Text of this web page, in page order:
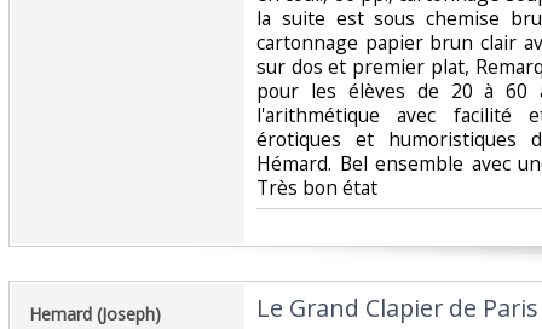
la suite est sous chemise
cartonnage papier brun clair
sur dos et premier plat,
pour les élèves de 20 à 60
l'arithmétique avec facilité
érotiques et humoristiques
Hémard. Bel ensemble avec
Très bon état ‎
‎Hemard (Joseph)‎ ‎Le Grand Clapier de Paris‎